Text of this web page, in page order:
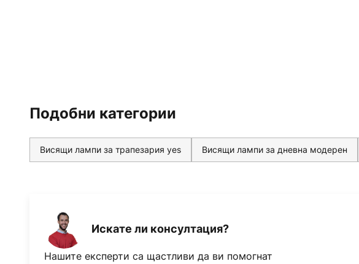
Подобни категории
Висящи лампи за трапезария yes Висящи лампи за дневна модерен
Искате ли консултация?
Нашите експерти са щастливи да ви помогнат